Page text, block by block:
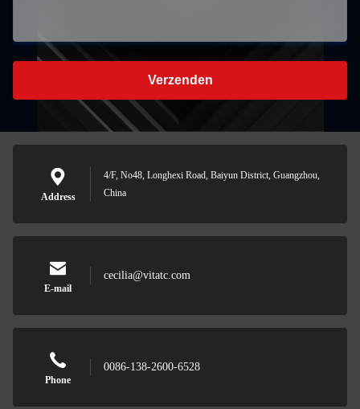
Verzenden
Address
4/F, No48, Longhexi Road, Baiyun District, Guangzhou,
China
E-mail
cecilia@vitatc.com
Phone
0086-138-2600-6528